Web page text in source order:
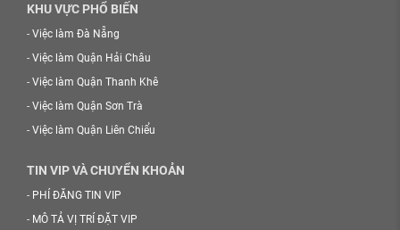
KHU VỰC PHỔ BIẾN
- Việc làm Đà Nẵng
- Việc làm Quận Hải Châu
- Việc làm Quận Thanh Khê
- Việc làm Quận Sơn Trà
- Việc làm Quận Liên Chiểu
TIN VIP VÀ CHUYỂN KHOẢN
- PHÍ ĐĂNG TIN VIP
- MÔ TẢ VỊ TRÍ ĐẶT VIP